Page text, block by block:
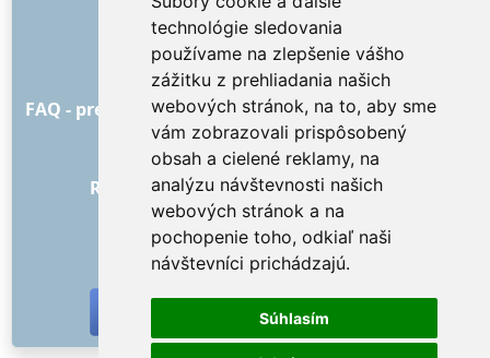
technológie sledovania
používame na zlepšenie vášho
zážitku z prehliadania našich
webových stránok, na to, aby sme
vám zobrazovali prispôsobený
obsah a cielené reklamy, na
analýzu návštevnosti našich
webových stránok a na
pochopenie toho, odkiaľ naši
návštevníci prichádzajú.
Súhlasím
Ako to všetko začalo
Cenník
Všeobecné obchodné podmienky
FAQ - pre objednávateľa FAQ - pre poskytovateľov
Reklama a marketing
Blog
Recenzie objednávok s hodnotením
Kontakt
SOCIÁLNE SIETE